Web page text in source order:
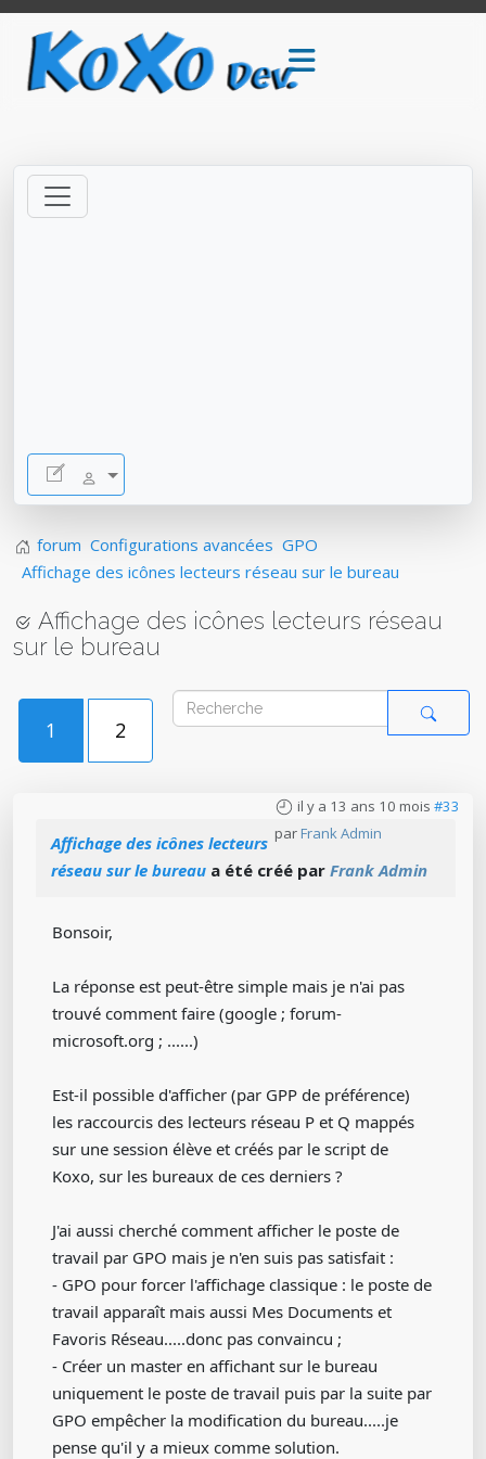
forum Configurations avancées GPO
Affichage des icônes lecteurs réseau sur le bureau
Affichage des icônes lecteurs réseau
sur le bureau
1 2
il y a 13 ans 10 mois #33
par Frank Admin
Affichage des icônes lecteurs
réseau sur le bureau a été créé par Frank Admin
Bonsoir,
La réponse est peut-être simple mais je n'ai pas
trouvé comment faire (google ; forum-
microsoft.org ; ......)
Est-il possible d'afficher (par GPP de préférence)
les raccourcis des lecteurs réseau P et Q mappés
sur une session élève et créés par le script de
Koxo, sur les bureaux de ces derniers ?
J'ai aussi cherché comment afficher le poste de
travail par GPO mais je n'en suis pas satisfait :
- GPO pour forcer l'affichage classique : le poste de
travail apparaît mais aussi Mes Documents et
Favoris Réseau.....donc pas convaincu ;
- Créer un master en affichant sur le bureau
uniquement le poste de travail puis par la suite par
GPO empêcher la modification du bureau.....je
pense qu'il y a mieux comme solution.